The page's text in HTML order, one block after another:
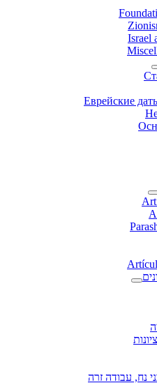
Israel
Еврейские
נח, עבודה זרה